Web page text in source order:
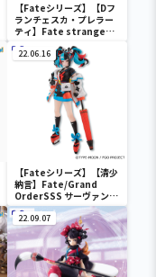
【Fateシリーズ】【Dフ
ランチェスカ・プレラー
ティ】Fate strange
Fake ぬいぷりけおすわり
222.06.16
【Fateシリーズ】【清少
納言】Fate/Grand
OrderSSS サーヴァント
フィギュア～アーチャー/
清少納言～
22.09.07